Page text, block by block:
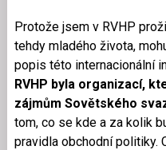
Protože jsem v RVHP
tehdy mladého života,
popis této internacionální
RVHP byla organizací,
zájmům Sovětského
tom, co se kde a za kolik
pravidla obchodní politiky.